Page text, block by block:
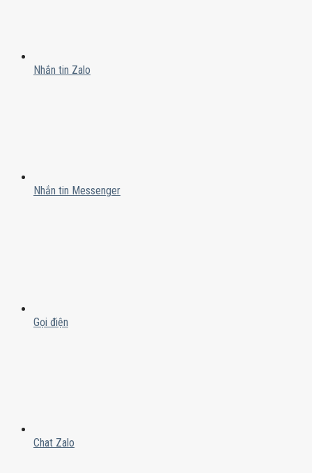
Nhắn tin Zalo
Nhắn tin Messenger
Gọi điện
Chat Zalo